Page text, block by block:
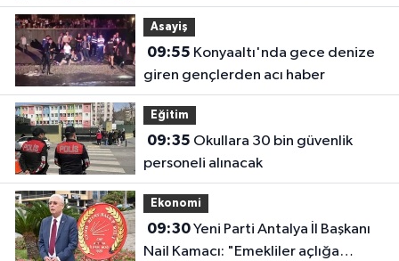
olur?
Asayiş
09:55
giren gençlerden acı haber
Eğitim
09:35
personeli alınacak
Ekonomi
09:30Yeni Parti Antalya İl Başkanı
Nail Kamacı: "Emekliler açlığa